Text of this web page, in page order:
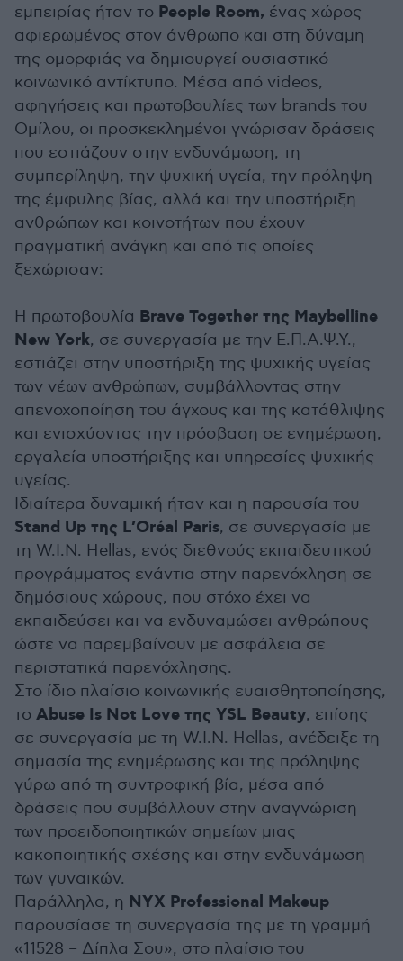
εμπειρίας ήταν το People Room, ένας χώρος
αφιερωμένος στον άνθρωπο και στη δύναμη
της ομορφιάς να δημιουργεί ουσιαστικό
κοινωνικό αντίκτυπο. Μέσα από videos,
αφηγήσεις και πρωτοβουλίες των brands του
Ομίλου, οι προσκεκλημένοι γνώρισαν δράσεις
που εστιάζουν στην ενδυνάμωση, τη
συμπερίληψη, την ψυχική υγεία, την πρόληψη
της έμφυλης βίας, αλλά και την υποστήριξη
ανθρώπων και κοινοτήτων που έχουν
πραγματική ανάγκη και από τις οποίες
ξεχώρισαν:
Η πρωτοβουλία Brave Together της Maybelline
New York, σε συνεργασία με την Ε.Π.Α.Ψ.Υ.,
εστιάζει στην υποστήριξη της ψυχικής υγείας
των νέων ανθρώπων, συμβάλλοντας στην
απενοχοποίηση του άγχους και της κατάθλιψης
και ενισχύοντας την πρόσβαση σε ενημέρωση,
εργαλεία υποστήριξης και υπηρεσίες ψυχικής
υγείας.
Ιδιαίτερα δυναμική ήταν και η παρουσία του
Stand Up της L’Oréal Paris, σε συνεργασία με
τη W.I.N. Hellas, ενός διεθνούς εκπαιδευτικού
προγράμματος ενάντια στην παρενόχληση σε
δημόσιους χώρους, που στόχο έχει να
εκπαιδεύσει και να ενδυναμώσει ανθρώπους
ώστε να παρεμβαίνουν με ασφάλεια σε
περιστατικά παρενόχλησης.
Στο ίδιο πλαίσιο κοινωνικής ευαισθητοποίησης,
το Abuse Is Not Love της YSL Beauty, επίσης
σε συνεργασία με τη W.I.N. Hellas, ανέδειξε τη
σημασία της ενημέρωσης και της πρόληψης
γύρω από τη συντροφική βία, μέσα από
δράσεις που συμβάλλουν στην αναγνώριση
των προειδοποιητικών σημείων μιας
κακοποιητικής σχέσης και στην ενδυνάμωση
των γυναικών.
Παράλληλα, η NYX Professional Makeup
παρουσίασε τη συνεργασία της με τη γραμμή
«11528 – Δίπλα Σου», στο πλαίσιο του